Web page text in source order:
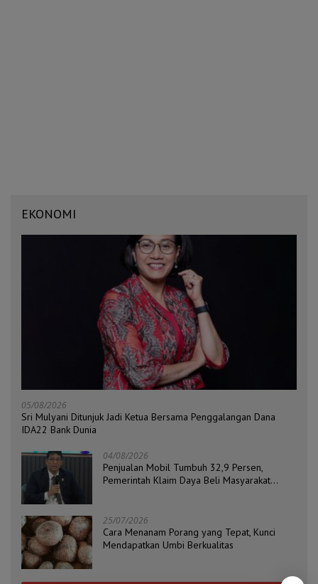
EKONOMI
05/08/2026
Sri Mulyani Ditunjuk Jadi Ketua Bersama Penggalangan Dana
IDA22 Bank Dunia
04/08/2026
Penjualan Mobil Tumbuh 32,9 Persen,
Pemerintah Klaim Daya Beli Masyarakat
25/07/2026
Cara Menanam Porang yang Tepat, Kunci
Mendapatkan Umbi Berkualitas